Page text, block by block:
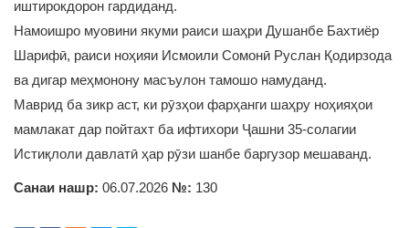
иштирокдорон гардиданд.
Намоишро муовини якуми раиси шаҳри Душанбе Бахтиёр
Шарифӣ, раиси ноҳияи Исмоили Сомонӣ Руслан Қодирзода
ва дигар меҳмонону масъулон тамошо намуданд.
Маврид ба зикр аст, ки рӯзҳои фарҳанги шаҳру ноҳияҳои
мамлакат дар пойтахт ба ифтихори Ҷашни 35-солагии
Истиқлоли давлатӣ ҳар рӯзи шанбе баргузор мешаванд.
Санаи нашр: 06.07.2026 №: 130